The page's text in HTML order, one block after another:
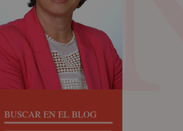
BUSCAR EN EL BLOG